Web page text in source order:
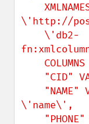
\'http://
\'name\',